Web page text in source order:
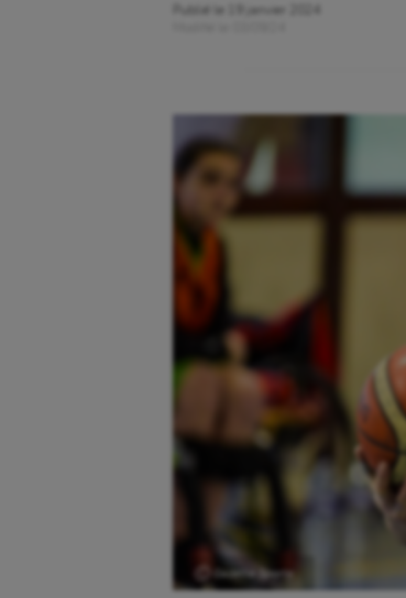
Publié le
19 janvier 2024
Ⓒ Gazette Sports